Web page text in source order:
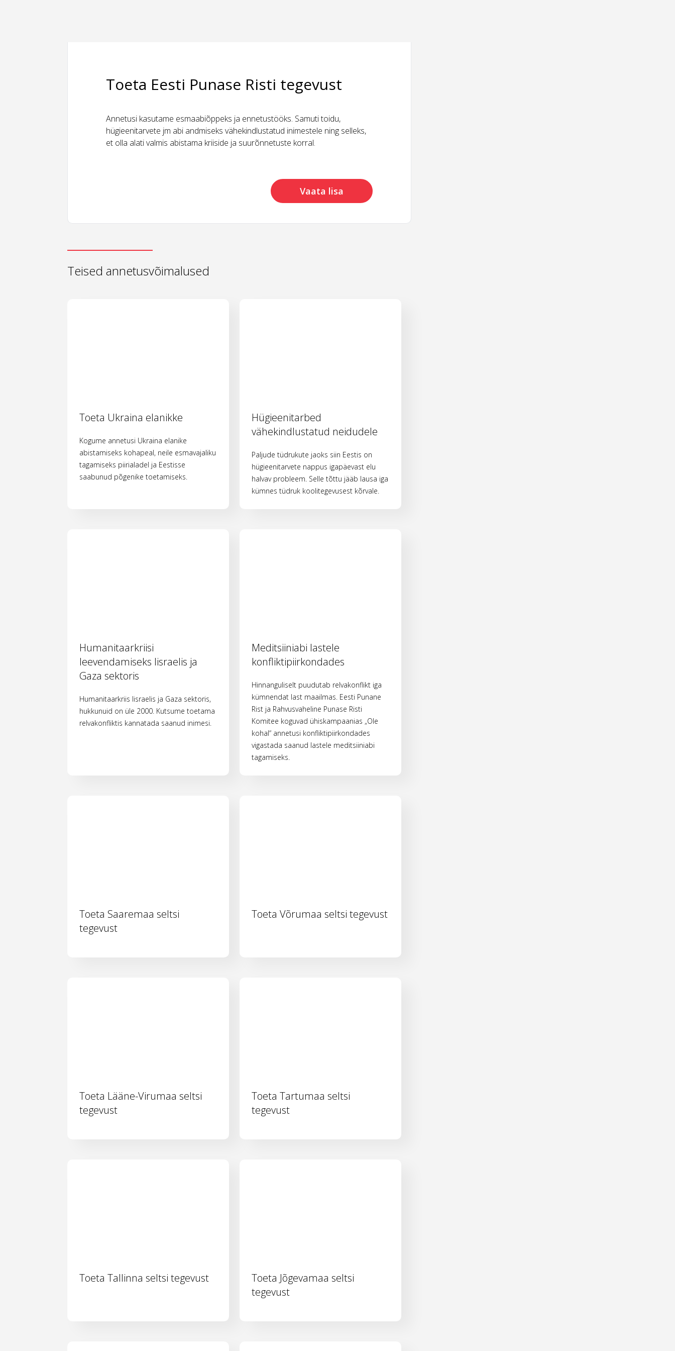
Toeta Eesti Punase Risti tegevust
Annetusi kasutame esmaabiõppeks ja ennetustööks. Samuti toidu,
hügieenitarvete jm abi andmiseks vähekindlustatud inimestele ning selleks,
et olla alati valmis abistama kriiside ja suurõnnetuste korral.
Vaata lisa
Teised annetusvõimalused
Toeta Ukraina elanikke
Kogume annetusi Ukraina elanike
abistamiseks kohapeal, neile esmavajaliku
tagamiseks piirialadel ja Eestisse
saabunud põgenike toetamiseks.
Hügieenitarbed
vähekindlustatud neidudele
Paljude tüdrukute jaoks siin Eestis on
hügieenitarvete nappus igapäevast elu
halvav probleem. Selle tõttu jääb lausa iga
kümnes tüdruk koolitegevusest kõrvale.
Humanitaarkriisi
leevendamiseks Iisraelis ja
Gaza sektoris
Humanitaarkriis Iisraelis ja Gaza sektoris,
hukkunuid on üle 2000. Kutsume toetama
relvakonfliktis kannatada saanud inimesi.
Meditsiiniabi lastele
konfliktipiirkondades
Hinnanguliselt puudutab relvakonflikt iga
kümnendat last maailmas. Eesti Punane
Rist ja Rahvusvaheline Punase Risti
Komitee koguvad ühiskampaanias „Ole
kohal“ annetusi konfliktipiirkondades
vigastada saanud lastele meditsiiniabi
tagamiseks.
Toeta Saaremaa seltsi
tegevust
Toeta Võrumaa seltsi tegevust
Toeta Lääne-Virumaa seltsi
tegevust
Toeta Tartumaa seltsi
tegevust
Toeta Tallinna seltsi tegevust
Toeta Jõgevamaa seltsi
tegevust